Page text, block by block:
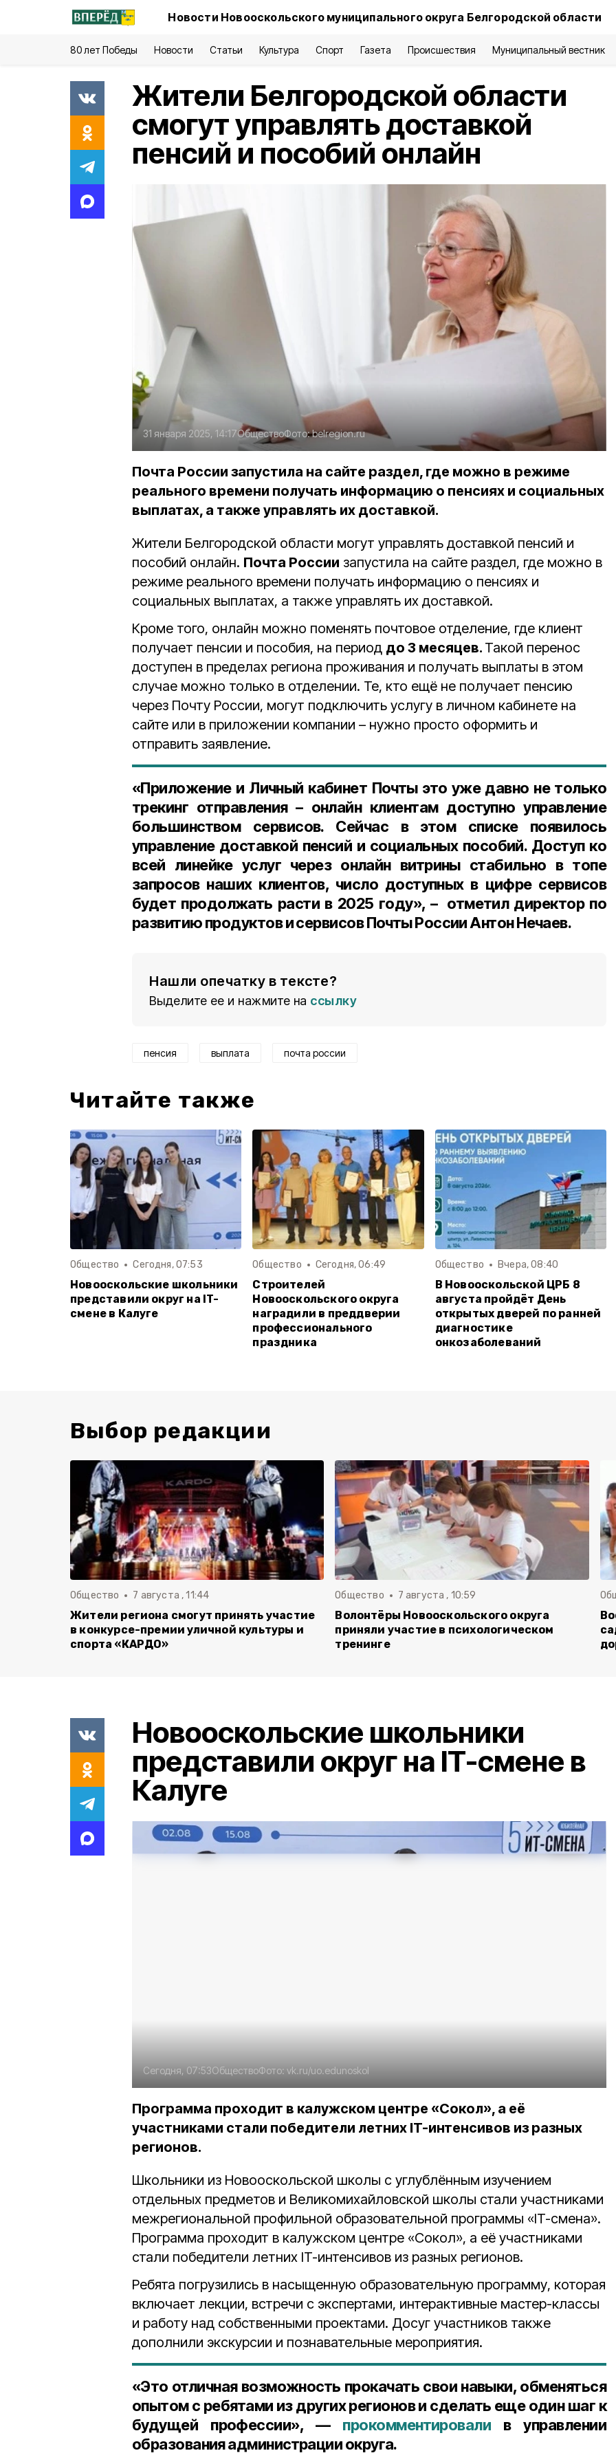
Новости Новооскольского муниципального округа Белгородской области
80 лет Победы Новости Статьи Культура Спорт Газета Происшествия Муниципальный вестник
Жители Белгородской области
смогут управлять доставкой
пенсий и пособий онлайн
31 января 2025, 14:17ОбществоФото:belregion.ru
Почта России запустила на сайте раздел, где можно в режиме
реального времени получать информацию о пенсиях и социальных
выплатах, а также управлять их доставкой.
Жители Белгородской области могут управлять доставкой пенсий и
пособий онлайн. Почта России запустила на сайте раздел, где можно в
режиме реального времени получать информацию о пенсиях и
социальных выплатах, а также управлять их доставкой.
Кроме того, онлайн можно поменять почтовое отделение, где клиент
получает пенсии и пособия, на период до 3 месяцев. Такой перенос
доступен в пределах региона проживания и получать выплаты в этом
случае можно только в отделении. Те, кто ещё не получает пенсию
через Почту России, могут подключить услугу в личном кабинете на
сайте или в приложении компании – нужно просто оформить и
отправить заявление.
«Приложение и Личный кабинет Почты это уже давно не только
трекинг отправления – онлайн клиентам доступно управление
большинством сервисов. Сейчас в этом списке появилось
управление доставкой пенсий и социальных пособий. Доступ ко
всей линейке услуг через онлайн витрины стабильно в топе
запросов наших клиентов, число доступных в цифре сервисов
будет продолжать расти в 2025 году», – отметил директор по
развитию продуктов и сервисов Почты России Антон Нечаев.
Нашли опечатку в тексте?
Выделите ее и нажмите на ссылку
пенсия выплата почта россии
Читайте также
Общество Сегодня, 07:53
Новооскольские школьники
представили округ на IT-
смене в Калуге
Общество Сегодня, 06:49
Строителей
Новооскольского округа
наградили в преддверии
профессионального
праздника
Общество Вчера, 08:40
В Новооскольской ЦРБ 8
августа пройдёт День
открытых дверей по ранней
диагностике
онкозаболеваний
Выбор редакции
Общество 7 августа , 11:44
Жители региона смогут принять участие
в конкурсе-премии уличной культуры и
спорта «КАРДО»
Общество 7 августа , 10:59
Волонтёры Новооскольского округа
приняли участие в психологическом
тренинге
Новооскольские школьники
представили округ на IT-смене в
Калуге
Сегодня, 07:53ОбществоФото: vk.ru/uo.edunoskol
Программа проходит в калужском центре «Сокол», а её
участниками стали победители летних IT-интенсивов из разных
регионов.
Школьники из Новооскольской школы с углублённым изучением
отдельных предметов и Великомихайловской школы стали участниками
межрегиональной профильной образовательной программы «IT-смена».
Программа проходит в калужском центре «Сокол», а её участниками
стали победители летних IT-интенсивов из разных регионов.
Ребята погрузились в насыщенную образовательную программу, которая
включает лекции, встречи с экспертами, интерактивные мастер-классы
и работу над собственными проектами. Досуг участников также
дополнили экскурсии и познавательные мероприятия.
«Это отличная возможность прокачать свои навыки, обменяться
опытом с ребятами из других регионов и сделать еще один шаг к
будущей профессии», — прокомментировали в управлении
образования администрации округа.